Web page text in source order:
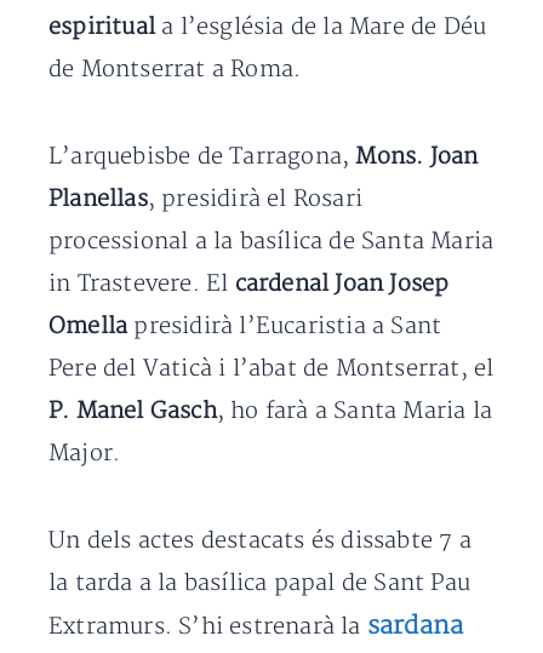
espirituala l’església de la Mare de Déu
de Montserrat a Roma.
L’arquebisbe de Tarragona,Mons. Joan
Planellas, presidirà el Rosari
processional a la basílica de Santa Maria
in Trastevere. El cardenal Joan Josep
Omellapresidirà l’Eucaristia a Sant
Pere del Vaticà i l’abat de Montserrat, el
P. Manel Gasch, ho farà a Santa Maria la
Major.
Un dels actes destacats és dissabte 7 a
la tarda a la basílica papal de Sant Pau
Extramurs. S’hi estrenarà la sardana